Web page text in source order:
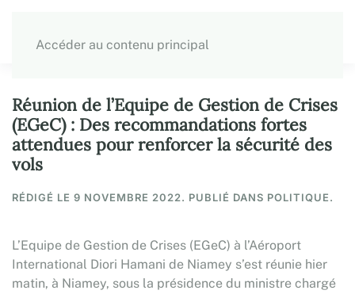
Accéder au contenu principal
Réunion de l’Equipe de Gestion de Crises
(EGeC) : Des recommandations fortes
attendues pour renforcer la sécurité des
vols
RÉDIGÉ LE 9 NOVEMBRE 2022. PUBLIÉ DANS POLITIQUE.
L’Equipe de Gestion de Crises (EGeC) à l’Aéroport
International Diori Hamani de Niamey s’est réunie hier
matin, à Niamey, sous la présidence du ministre chargé